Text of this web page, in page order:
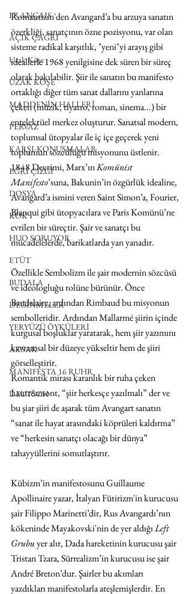
FRANÇAIS
AÇIK ÇAĞRI
Uzak Köşe
UZAK KÖŞE
MADDENİN HALLERİ
PERVAZ
KARŞI-KONUŞMALAR
EĞRİ ÇİZGİ
DOSYA
KÖK
HUO SORUYOR
ETÜT
BUDALA
DEĞİNMELER
YERYÜZÜ ÖYKÜLERİ
AKSAK
MANIFESTA 16 RUHR
DEUTSCH
Romantizm'den Avangard’a bu arzuya sanatın
özerkliği, sanatçının özne pozisyonu, var olan
sisteme radikal karşıtlık, "yeni"yi arayış gibi
ideallerle 1968 yenilgisine dek süren bir süreç
olarak bakılabilir. Şiir ile sanatın bu manifesto
ortaklığı diğer tüm sanat dallarını yanlarına
çeken (müzik, tiyatro, roman, sinema...) bir
entelektüel merkez oluşturur. Sanatsal modern,
toplumsal ütopyalar ile iç içe geçerek yeni
toplumun sözcülüğü misyonunu üstlenir.
1848 Devrimi, Marx’ın Komünist
Manifesto’suna, Bakunin’in özgürlük idealine,
Avangard’a ismini veren Saint Simon’a, Fourier,
Blanqui gibi ütopyacılara ve Paris Komünü’ne
evrilen bir süreçtir. Şair ve sanatçı bu
mücadelelerde, barikatlarda yan yanadır.
Özellikle Sembolizm ile şair modernin sözcüsü
ve ideologluğu rolüne bürünür. Önce
Baudelaire, ardından Rimbaud bu misyonun
sembolleridir. Ardından Mallarmé şiirin içinde
kurgusal boşluklar yaratarak, hem şiir yazımını
kavramsal bir düzeye yükseltir hem de şiiri
görselleştirir.
Romantik mirası karanlık bir ruha çeken
Lautréamont, “şiir herkesçe yazılmalı” der ve
bu şiar şiiri de aşarak tüm Avangart sanatın
“sanat ile hayat arasındaki köprüleri kaldırma”
ve “herkesin sanatçı olacağı bir dünya”
tahayyüllerini somutlaştırır.
Kübizm’in manifestosunu Guillaume
Apollinaire yazar, İtalyan Fütirizm'in kurucusu
şair Filippo Marinetti’dir, Rus Avangardı’nın
kökeninde Mayakovski'nin de yer aldığı Left
Grubu yer alır, Dada hareketinin kurucusu şair
Tristan Tzara, Sürrealizm’in kurucusu ise şair
André Breton’dur. Şairler bu akımları
yazdıkları manifestolarla ateşlemişlerdir. En